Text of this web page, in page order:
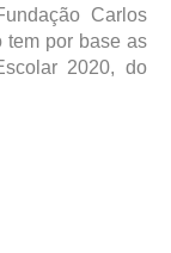
Carlos
tem por base as
2020, do